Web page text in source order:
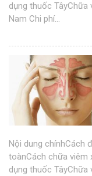
dụng thuốc TâyChữa
Nam Chi phí...
Nội dung chínhCách
toànCách chữa viêm
dụng thuốc TâyChữa